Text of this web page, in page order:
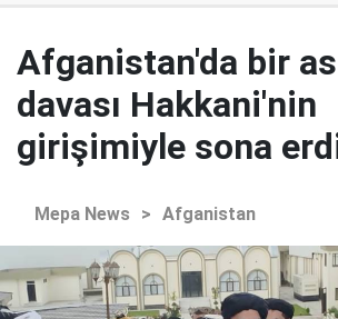
Afganistan'da bir
davası Hakkani'nin
girişimiyle sona
Mepa News > Afganistan